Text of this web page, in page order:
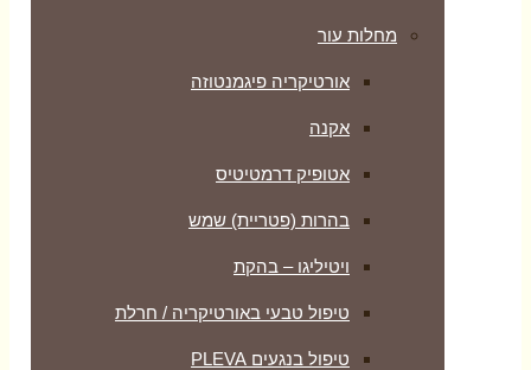
מחלות עור
אורטיקריה פיגמנטוזה
אקנה
אטופיק דרמטיטיס
בהרות (פטריית) שמש
ויטיליגו – בהקת
טיפול טבעי באורטיקריה / חרלת
טיפול בנגעים PLEVA